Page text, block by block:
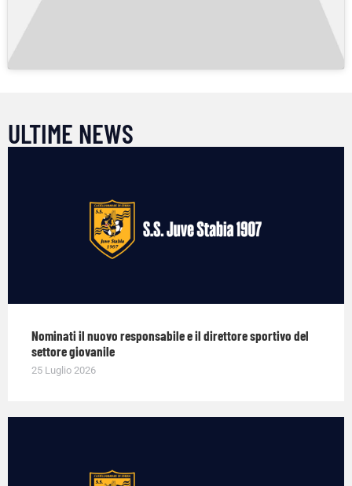
ULTIME NEWS
Nominati il nuovo responsabile e il direttore sportivo del
settore giovanile
25 Luglio 2026